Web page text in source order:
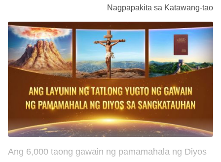
Nagpapakita sa Katawang-tao
Ang 6,000 taong gawain ng pamamahala ng Diyos